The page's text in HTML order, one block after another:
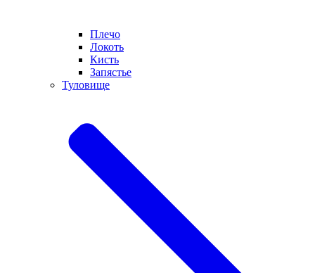
Плечо
Локоть
Кисть
Запястье
Туловище